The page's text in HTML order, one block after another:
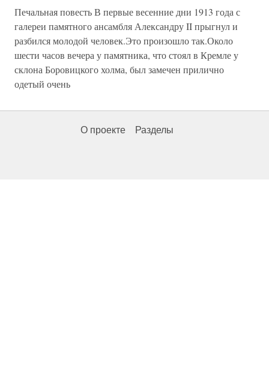
Печальная повесть В первые весенние дни 1913 года с
галереи памятного ансамбля Александру II прыгнул и
разбился молодой человек.Это произошло так.Около
шести часов вечера у памятника, что стоял в Кремле у
склона Боровицкого холма, был замечен прилично
одетый очень
О проекте Разделы